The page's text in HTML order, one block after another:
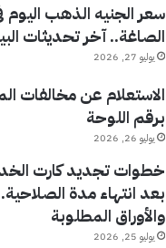
سعر الجنيه الذهب اليوم
الصاغة.. آخر تحديثات
يوليو 27, 2026
برقم اللوحة
يوليو 26, 2026
خطوات تجديد كارت
بعد انتهاء مدة
والأوراق المطلوبة
يوليو 25, 2026